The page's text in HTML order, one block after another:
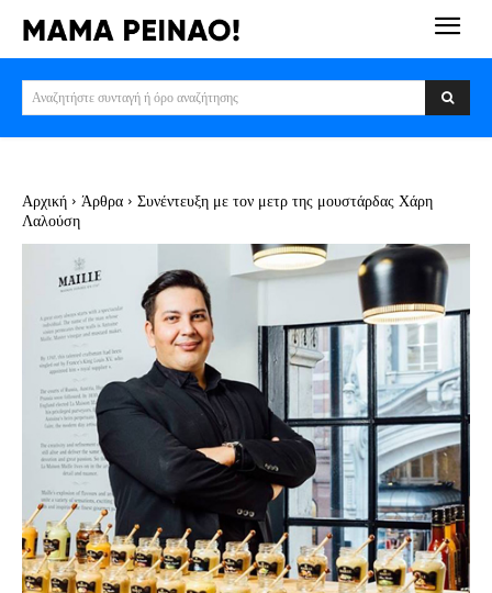
Αναζητήστε συνταγή ή όρο αναζήτησης
Αρχική Άρθρα
Συνέντευξη με τον μετρ της μουστάρδας Χάρη
Λαλούση